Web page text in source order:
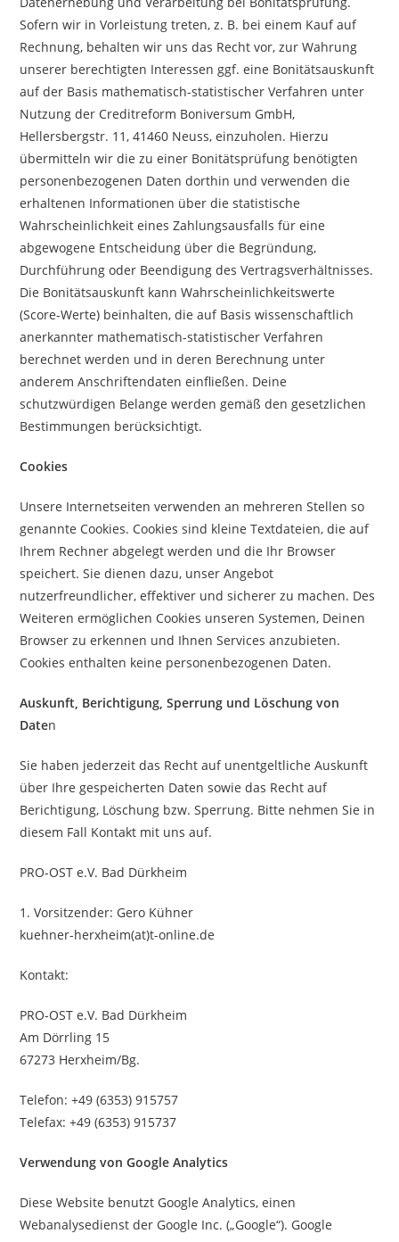
Sofern wir in Vorleistung treten, z. B. bei einem Kauf auf
Rechnung, behalten wir uns das Recht vor, zur Wahrung
unserer berechtigten Interessen ggf. eine Bonitätsauskunft
auf der Basis mathematisch-statistischer Verfahren unter
Nutzung der Creditreform Boniversum GmbH,
Hellersbergstr. 11, 41460 Neuss, einzuholen. Hierzu
übermitteln wir die zu einer Bonitätsprüfung benötigten
personenbezogenen Daten dorthin und verwenden die
erhaltenen Informationen über die statistische
Wahrscheinlichkeit eines Zahlungsausfalls für eine
abgewogene Entscheidung über die Begründung,
Durchführung oder Beendigung des Vertragsverhältnisses.
Die Bonitätsauskunft kann Wahrscheinlichkeitswerte
(Score-Werte) beinhalten, die auf Basis wissenschaftlich
anerkannter mathematisch-statistischer Verfahren
berechnet werden und in deren Berechnung unter
anderem Anschriftendaten einfließen. Deine
schutzwürdigen Belange werden gemäß den gesetzlichen
Bestimmungen berücksichtigt.
Cookies
Unsere Internetseiten verwenden an mehreren Stellen so
genannte Cookies. Cookies sind kleine Textdateien, die auf
Ihrem Rechner abgelegt werden und die Ihr Browser
speichert. Sie dienen dazu, unser Angebot
nutzerfreundlicher, effektiver und sicherer zu machen. Des
Weiteren ermöglichen Cookies unseren Systemen, Deinen
Browser zu erkennen und Ihnen Services anzubieten.
Cookies enthalten keine personenbezogenen Daten.
Auskunft, Berichtigung, Sperrung und Löschung von
Daten
Sie haben jederzeit das Recht auf unentgeltliche Auskunft
über Ihre gespeicherten Daten sowie das Recht auf
Berichtigung, Löschung bzw. Sperrung. Bitte nehmen Sie in
diesem Fall Kontakt mit uns auf.
PRO-OST e.V. Bad Dürkheim
1. Vorsitzender: Gero Kühner
kuehner-herxheim(at)t-online.de
Kontakt:
PRO-OST e.V. Bad Dürkheim
Am Dörrling 15
67273 Herxheim/Bg.
Telefon: +49 (6353) 915757
Telefax: +49 (6353) 915737
Verwendung von Google Analytics
Diese Website benutzt Google Analytics, einen
Webanalysedienst der Google Inc. („Google“). Google